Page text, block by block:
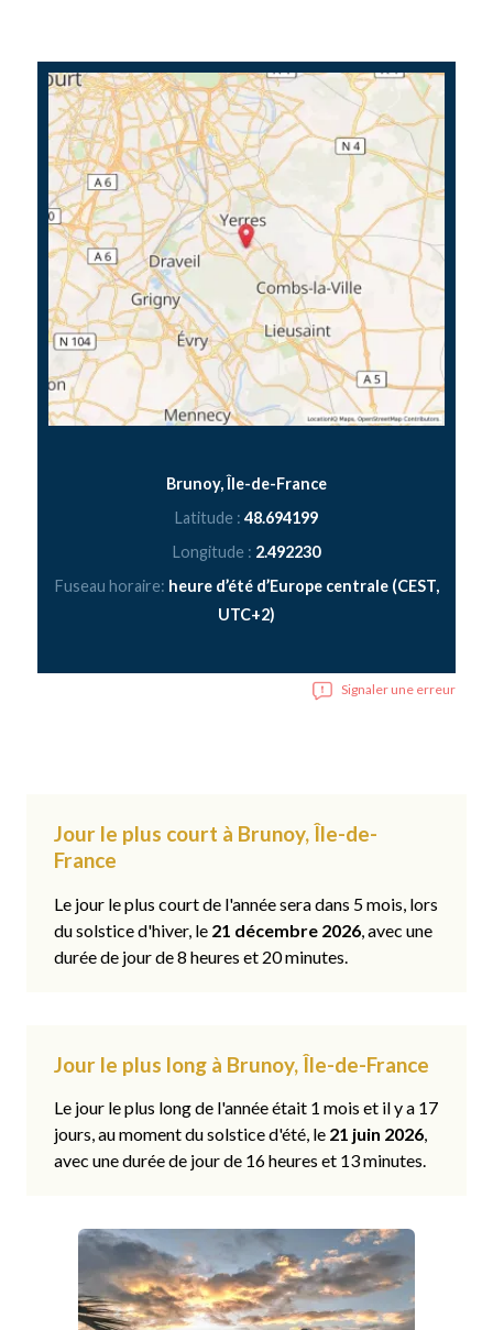
Brunoy, Île-de-France
Latitude : 48.694199
Longitude : 2.492230
Fuseau horaire: heure d’été d’Europe centrale (CEST,
UTC+2)
Signaler une erreur
Jour le plus court à Brunoy, Île-de-
France
Le jour le plus court de l'année sera dans 5 mois, lors
du solstice d'hiver, le 21 décembre 2026, avec une
durée de jour de 8 heures et 20 minutes.
Jour le plus long à Brunoy, Île-de-France
Le jour le plus long de l'année était 1 mois et il y a 17
jours, au moment du solstice d'été, le 21 juin 2026,
avec une durée de jour de 16 heures et 13 minutes.